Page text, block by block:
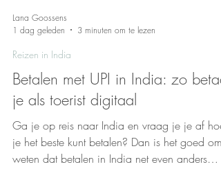
1 dag geleden
3 minuten om te lezen
Reizen in India
Betalen met UPI in India: zo betaal
je als toerist digitaal